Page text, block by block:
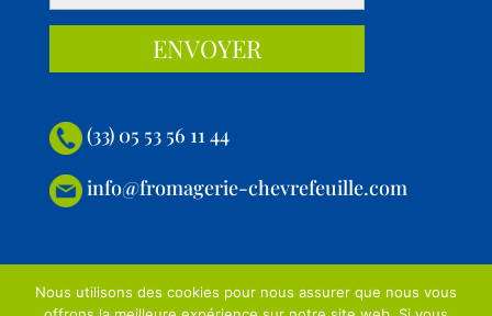
(33) 05 53 56 11 44
info@fromagerie-chevrefeuille.com
RENY PICOT® 2023Conçu par Puntojs Avis Juridique Web: PuntoJS
Nous utilisons des cookies pour nous assurer que nous vous